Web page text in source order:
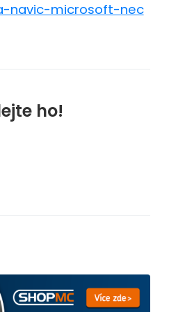
navic-microsoft-nec
ho!